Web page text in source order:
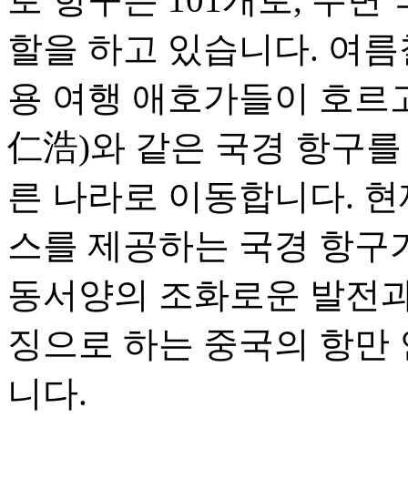
할을 하고 있습니다. 여
용 여행 애호가들이 호
仁浩)와 같은 국경 항구
른 나라로 이동합니다.
스를 제공하는 국경 항구
동서양의 조화로운 발전
징으로 하는 중국의 항만
니다.